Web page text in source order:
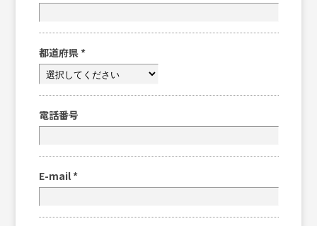
都道府県 *
電話番号
E-mail *